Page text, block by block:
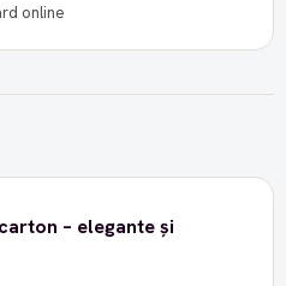
online
– elegante și